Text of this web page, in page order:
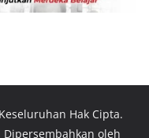
Hak Cipta.
oleh